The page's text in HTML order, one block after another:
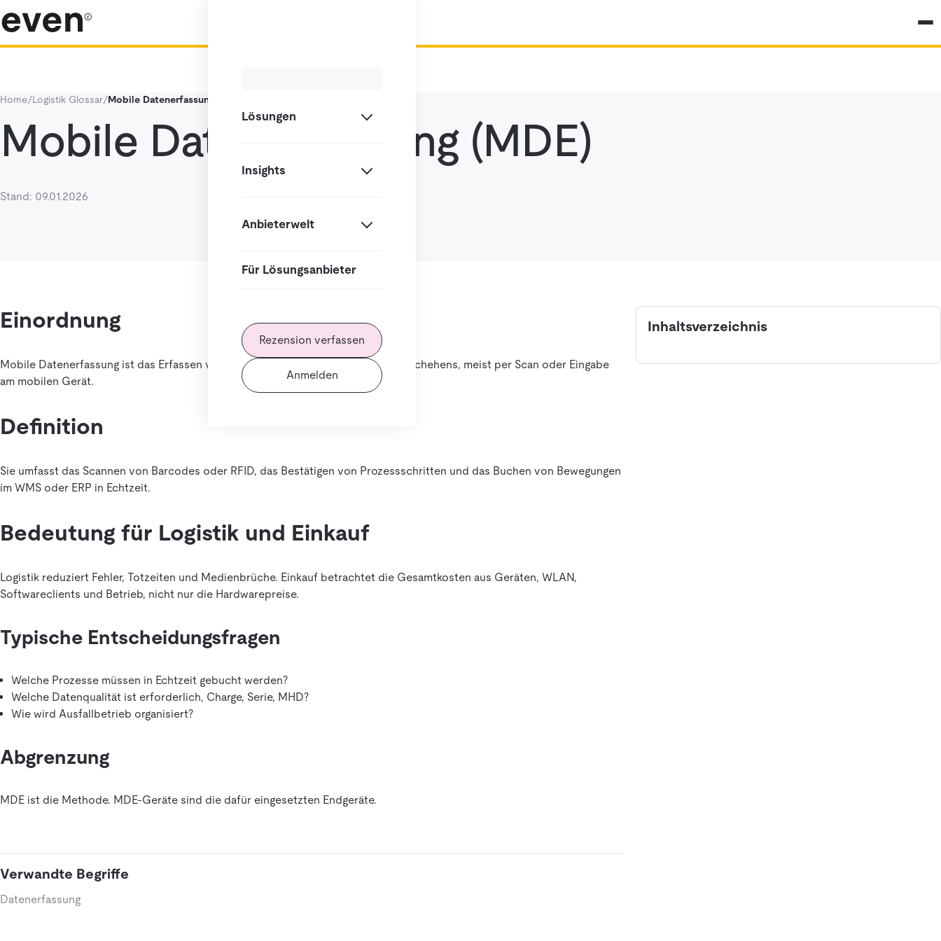
Lösungen
Insights
Anbieterwelt
Für Lösungsanbieter
Rezension verfassen
Anmelden
Home/Logistik Glossar/Mobile Datenerfassung (MDE)
Mobile Datenerfassung (MDE)
Stand: 09.01.2026
Einordnung
Mobile Datenerfassung ist das Erfassen von Prozessdaten direkt am Ort des Geschehens, meist per Scan oder Eingabe
am mobilen Gerät.
Definition
Sie umfasst das Scannen von Barcodes oder RFID, das Bestätigen von Prozessschritten und das Buchen von Bewegungen
im WMS oder ERP in Echtzeit.
Bedeutung für Logistik und Einkauf
Logistik reduziert Fehler, Totzeiten und Medienbrüche. Einkauf betrachtet die Gesamtkosten aus Geräten, WLAN,
Softwareclients und Betrieb, nicht nur die Hardwarepreise.
Typische Entscheidungsfragen
Welche Prozesse müssen in Echtzeit gebucht werden?
Welche Datenqualität ist erforderlich, Charge, Serie, MHD?
Wie wird Ausfallbetrieb organisiert?
Abgrenzung
MDE ist die Methode. MDE-Geräte sind die dafür eingesetzten Endgeräte.
Verwandte Begriffe
Datenerfassung
Inhaltsverzeichnis